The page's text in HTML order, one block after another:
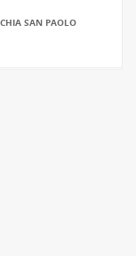
SAN PAOLO